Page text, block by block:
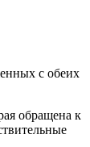
с обеих
обращена к